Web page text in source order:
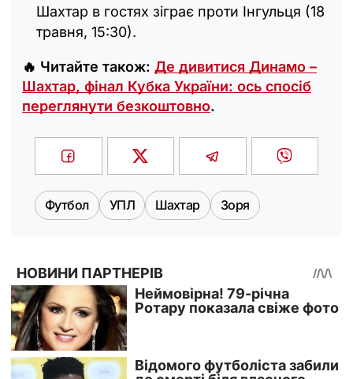
Шахтар в гостях зіграє проти Інгульця (18
травня, 15:30).
🔥 Читайте також: Де дивитися Динамо –
Шахтар, фінал Кубка України: ось спосіб
переглянути безкоштовно.
Футбол УПЛ Шахтар Зоря